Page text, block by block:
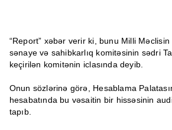
“Report” xəbər verir ki, bunu Milli
sənaye və sahibkarlıq komitəsinin sədri
keçirilən komitənin iclasında deyib.
Onun sözlərinə görə, Hesablama
hesabatında bu vəsaitin bir hissəsinin
tapıb.